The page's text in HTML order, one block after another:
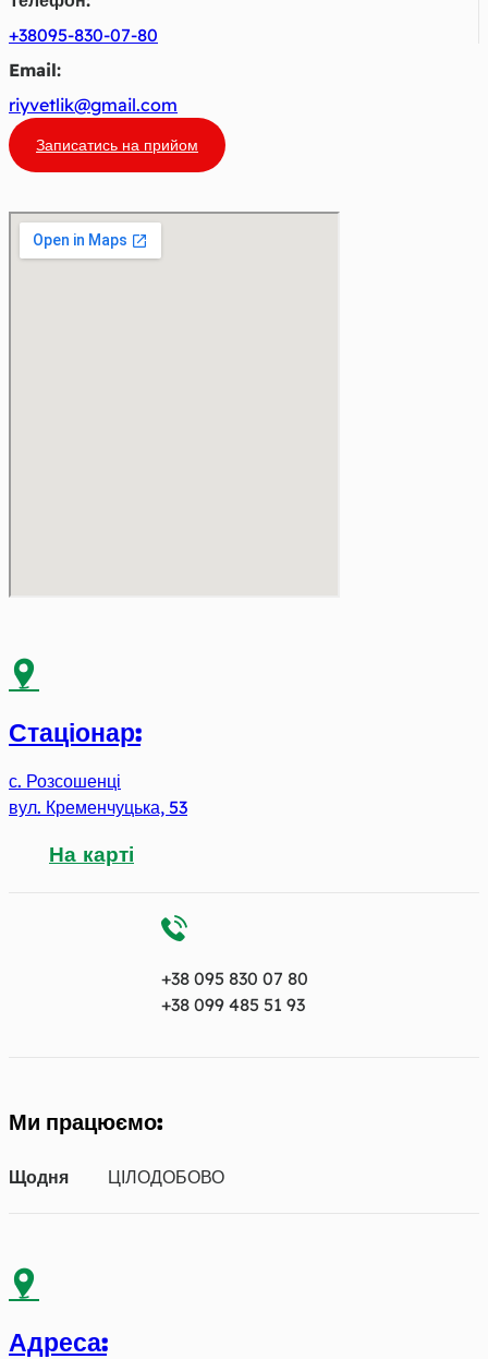
+38095-830-07-80
Email:
riyvetlik@gmail.com
Записатись на прийом
Стаціонар:
с. Розсошенці
вул. Кременчуцька, 53
На карті
+38 095 830 07 80
+38 099 485 51 93
Ми працюємо:
Щодня ЦІЛОДОБОВО
Адреса: